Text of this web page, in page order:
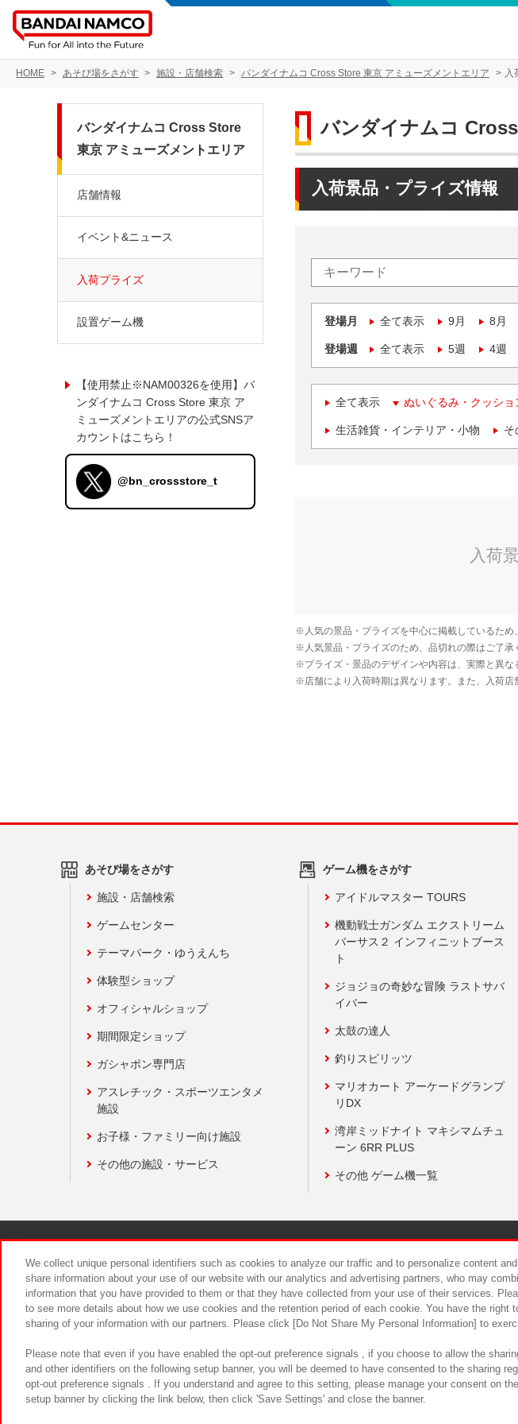
HOME あそび場をさがす 施設・店舗検索 バンダイナムコ Cross Store 東京 アミューズメントエリア 入
バンダイナムコ
入荷景品・プライズ情報
登場月 全て表示 9月 8月
登場週 全て表示 5週 4週
全て表示 ぬいぐるみ・クッショ
生活雑貨・インテリア・小物 そ
バンダイナムコ Cross Store
東京 アミューズメントエリア
店舗情報
イベント&ニュース
入荷プライズ
設置ゲーム機
【使用禁止※NAM00326を使用】バ
ンダイナムコ Cross Store 東京 ア
ミューズメントエリアの公式SNSア
カウントはこちら！
@bn_crossstore_t
あそび場をさがす
施設・店舗検索
ゲームセンター
テーマパーク・ゆうえんち
体験型ショップ
オフィシャルショップ
期間限定ショップ
ガシャポン専門店
アスレチック・スポーツエンタメ
施設
お子様・ファミリー向け施設
その他の施設・サービス
ゲーム機をさがす
アイドルマスター TOURS
機動戦士ガンダム エクストリーム
バーサス２ インフィニットブース
ト
ジョジョの奇妙な冒険 ラストサバ
イバー
太鼓の達人
釣りスピリッツ
マリオカート アーケードグランプ
リDX
湾岸ミッドナイト マキシマムチュ
ーン 6RR PLUS
その他 ゲーム機一覧
食品のご提供について カスタマーハラ
We collect unique personal identifiers such as cookies to analyze our traffic and to personalize content
share information about your use of our website with our analytics and advertising partners, who may
information that you have provided to them or that they have collected from your use of their services.
to see more details about how we use cookies and the retention period of each cookie. You have the right
sharing of your information with our partners. Please click [Do Not Share My Personal Information] to
Please note that even if you have enabled the opt-out preference signals , if you choose to allow the
and other identifiers on the following setup banner, you will be deemed to have consented to the sharing
opt-out preference signals . If you understand and agree to this setting, please manage your consent on
setup banner by clicking the link below, then click 'Save Settings' and close the banner.